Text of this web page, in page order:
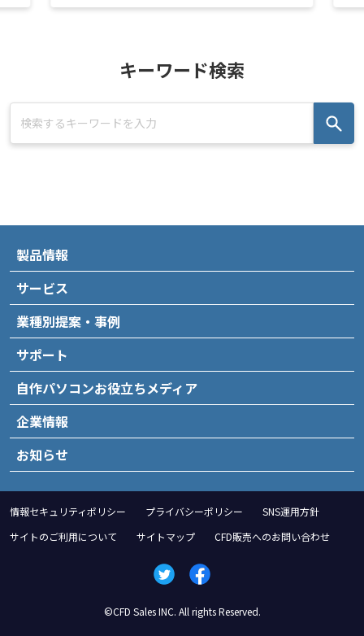
キーワード検索
製品情報
サービス
業種別提案・事例
サポート
自作パソコンお役立ちメディア
企業情報
お知らせ
情報セキュリティポリシー プライバシーポリシー
SNS運用方針
サイトのご利用について
サイトマップ CFD販売へのお問い合わせ
©CFD Sales INC. All rights Reserved.